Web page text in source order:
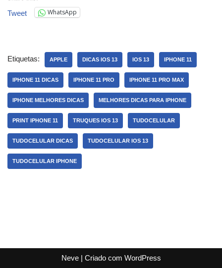
Tweet WhatsApp
Etiquetas: APPLE DICAS IOS 13 IOS 13 IPHONE 11
IPHONE 11 DICAS IPHONE 11 PRO IPHONE 11 PRO MAX
IPHONE MELHORES DICAS MELHORES DICAS PARA IPHONE
PRINT IPHONE 11 TRUQUES IOS 13 TUDOCELULAR
TUDOCELULAR DICAS TUDOCELULAR IOS 13
TUDOCELULAR IPHONE
Neve| Criado com WordPress